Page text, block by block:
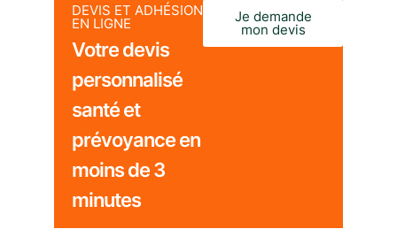
DEVIS ET ADHÉSION
EN LIGNE
Votre devis
personnalisé
santé et
prévoyance en
moins de 3
minutes
Je demande
mon devis